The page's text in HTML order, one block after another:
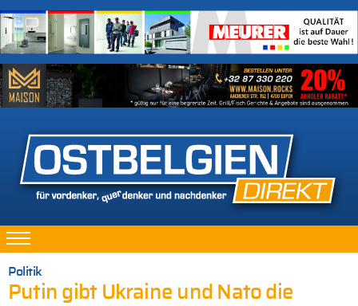
Politik
Putin gibt Ukraine und Nato die